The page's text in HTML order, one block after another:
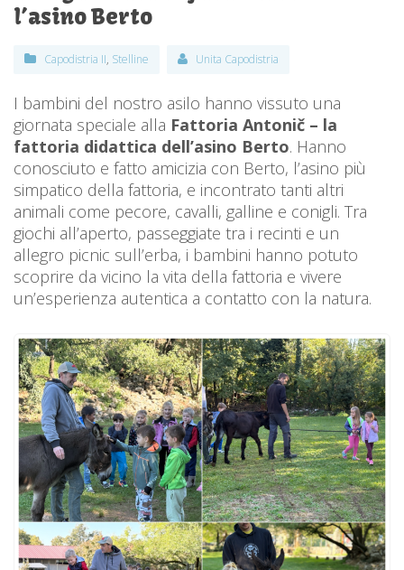
l’asino Berto
Capodistria II, Stelline Unita Capodistria
I bambini del nostro asilo hanno vissuto una
giornata speciale alla Fattoria Antonič – la
fattoria didattica dell’asino Berto. Hanno
conosciuto e fatto amicizia con Berto, l’asino più
simpatico della fattoria, e incontrato tanti altri
animali come pecore, cavalli, galline e conigli. Tra
giochi all’aperto, passeggiate tra i recinti e un
allegro picnic sull’erba, i bambini hanno potuto
scoprire da vicino la vita della fattoria e vivere
un’esperienza autentica a contatto con la natura.